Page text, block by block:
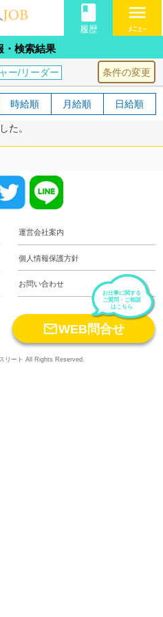
book
履歴
menu
ﾒﾆｭｰ
・検索結果
条件の変更
ー/リーダー
時給順 月給順 日給順
た。
運営会社案内
個人情報保護方針
お問い合わせ
お仕事に関する
ご質問・ご相談
はこちら
WEB問合せ
リート All Rights Reserved.